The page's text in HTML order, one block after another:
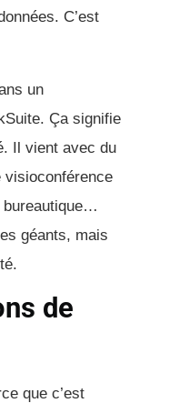
C’est
un
Ça signifie
Il vient avec du
bureautique…
géants, mais
de
que c’est